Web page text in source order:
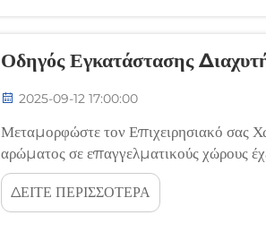
Οδηγός Εγκατάστασης
2025-09-12 17:00:00
Μεταμορφώστε τον Επιχειρησιακό σας
αρώματος σε επαγγελματικούς χώρους
στρατηγικής. Ένας σωστά
αναβαθμίσει την εμπειρία του πελάτη, να
ΔΕΙΤΕ ΠΕΡΙΣΣΟΤΕΡΑ